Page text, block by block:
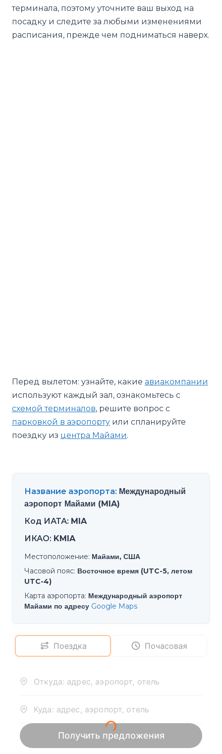
терминала, поэтому уточните ваш выход на
посадку и следите за любыми изменениями
расписания, прежде чем подниматься наверх.
Перед вылетом: узнайте, какие авиакомпании
используют каждый зал, ознакомьтесь с
схемой терминалов, решите вопрос с
парковкой в аэропорту или спланируйте
поездку из центра Майами.
Название аэропорта: Международный
аэропорт Майами (MIA)
Код ИАТА: MIA
ИКАО: KMIA
Местоположение: Майами, США
Часовой пояс: Восточное время (UTC-5, летом
UTC-4)
Карта аэропорта: Международный аэропорт
Майами по адресу Google Maps